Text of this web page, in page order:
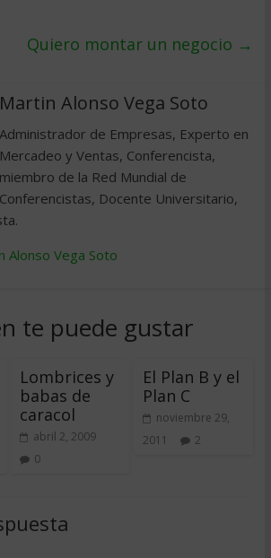
Quiero montar un negocio →
Martin Alonso Vega Soto
Administrador de Empresas, Experto en
Mercadeo y Ventas, Conferencista,
miembro de la Red Mundial de
Conferencistas, Docente Universitario,
Alonso Vega Soto
te puede gustar
Lombrices y
babas de
caracol
abril 2, 2009
0
El Plan B y el
Plan C
noviembre 29,
2011
2